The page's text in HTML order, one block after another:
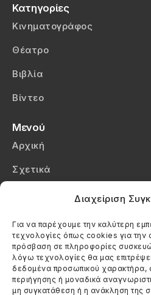
Διαχείριση
Για να παρέχουμε την καλύτερη
τεχνολογίες όπως cookies για την
πρόσβαση σε πληροφορίες
λόγω τεχνολογίες θα μας
δεδομένα προσωπικού χαρακτήρα,
περιήγησης ή μοναδικά
μη συγκατάθεση ή η ανάκληση της
Κατηγορίες
Κινηματογράφος
Θέατρο
Βιβλία
Βίντεο
Μενού
Αρχική
Σχετικά
Πολιτική Cookies (ΕΕ)
Στοιχεία Επικοινωνίας
Καλεσέ μας